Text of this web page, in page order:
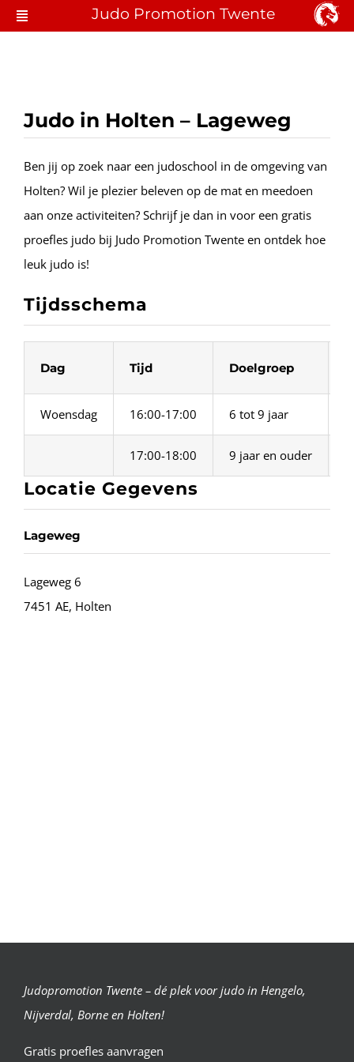
naar
Toggle
Locaties & Lessen
Over JPT
Contact
Judo Promotion Twente
Judo in Holten – Lageweg
Ben jij op zoek naar een judoschool in de omgeving van
Holten? Wil je plezier beleven op de mat en meedoen
aan onze activiteiten? Schrijf je dan in voor een gratis
proefles judo bij Judo Promotion Twente en ontdek hoe
leuk judo is!
Tijdsschema
Dag Tijd Doelgroep
Woensdag 16:00-17:00 6 tot 9 jaar
17:00-18:00 9 jaar en ouder
Locatie Gegevens
Lageweg
Lageweg 6
7451 AE, Holten
Judopromotion Twente – dé plek voor judo in Hengelo,
Nijverdal, Borne en Holten!
Gratis proefles aanvragen